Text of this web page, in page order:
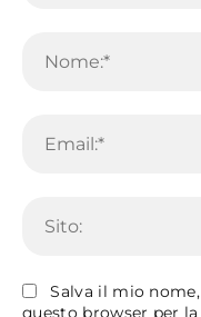
Salva il mio
questo browser per